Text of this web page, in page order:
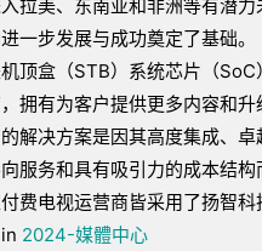
拉美、东南亚和非洲等有潜
一步发展与成功奠定了基础。
顶盒（STB）系统芯片（
拥有为客户提供更多内容和
解决方案是因其高度集成、
服务和具有吸引力的成本结
费电视运营商皆采用了扬智科
2024-媒體中心